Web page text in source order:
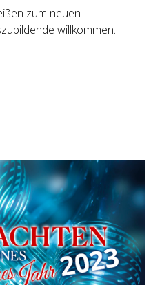
zum neuen
willkommen.